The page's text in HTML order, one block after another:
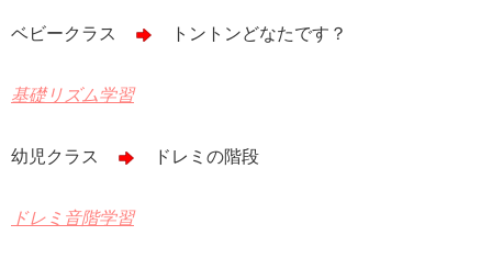
ベビークラス トントンどなたです？
基礎リズム学習
幼児クラス ドレミの階段
ドレミ音階学習